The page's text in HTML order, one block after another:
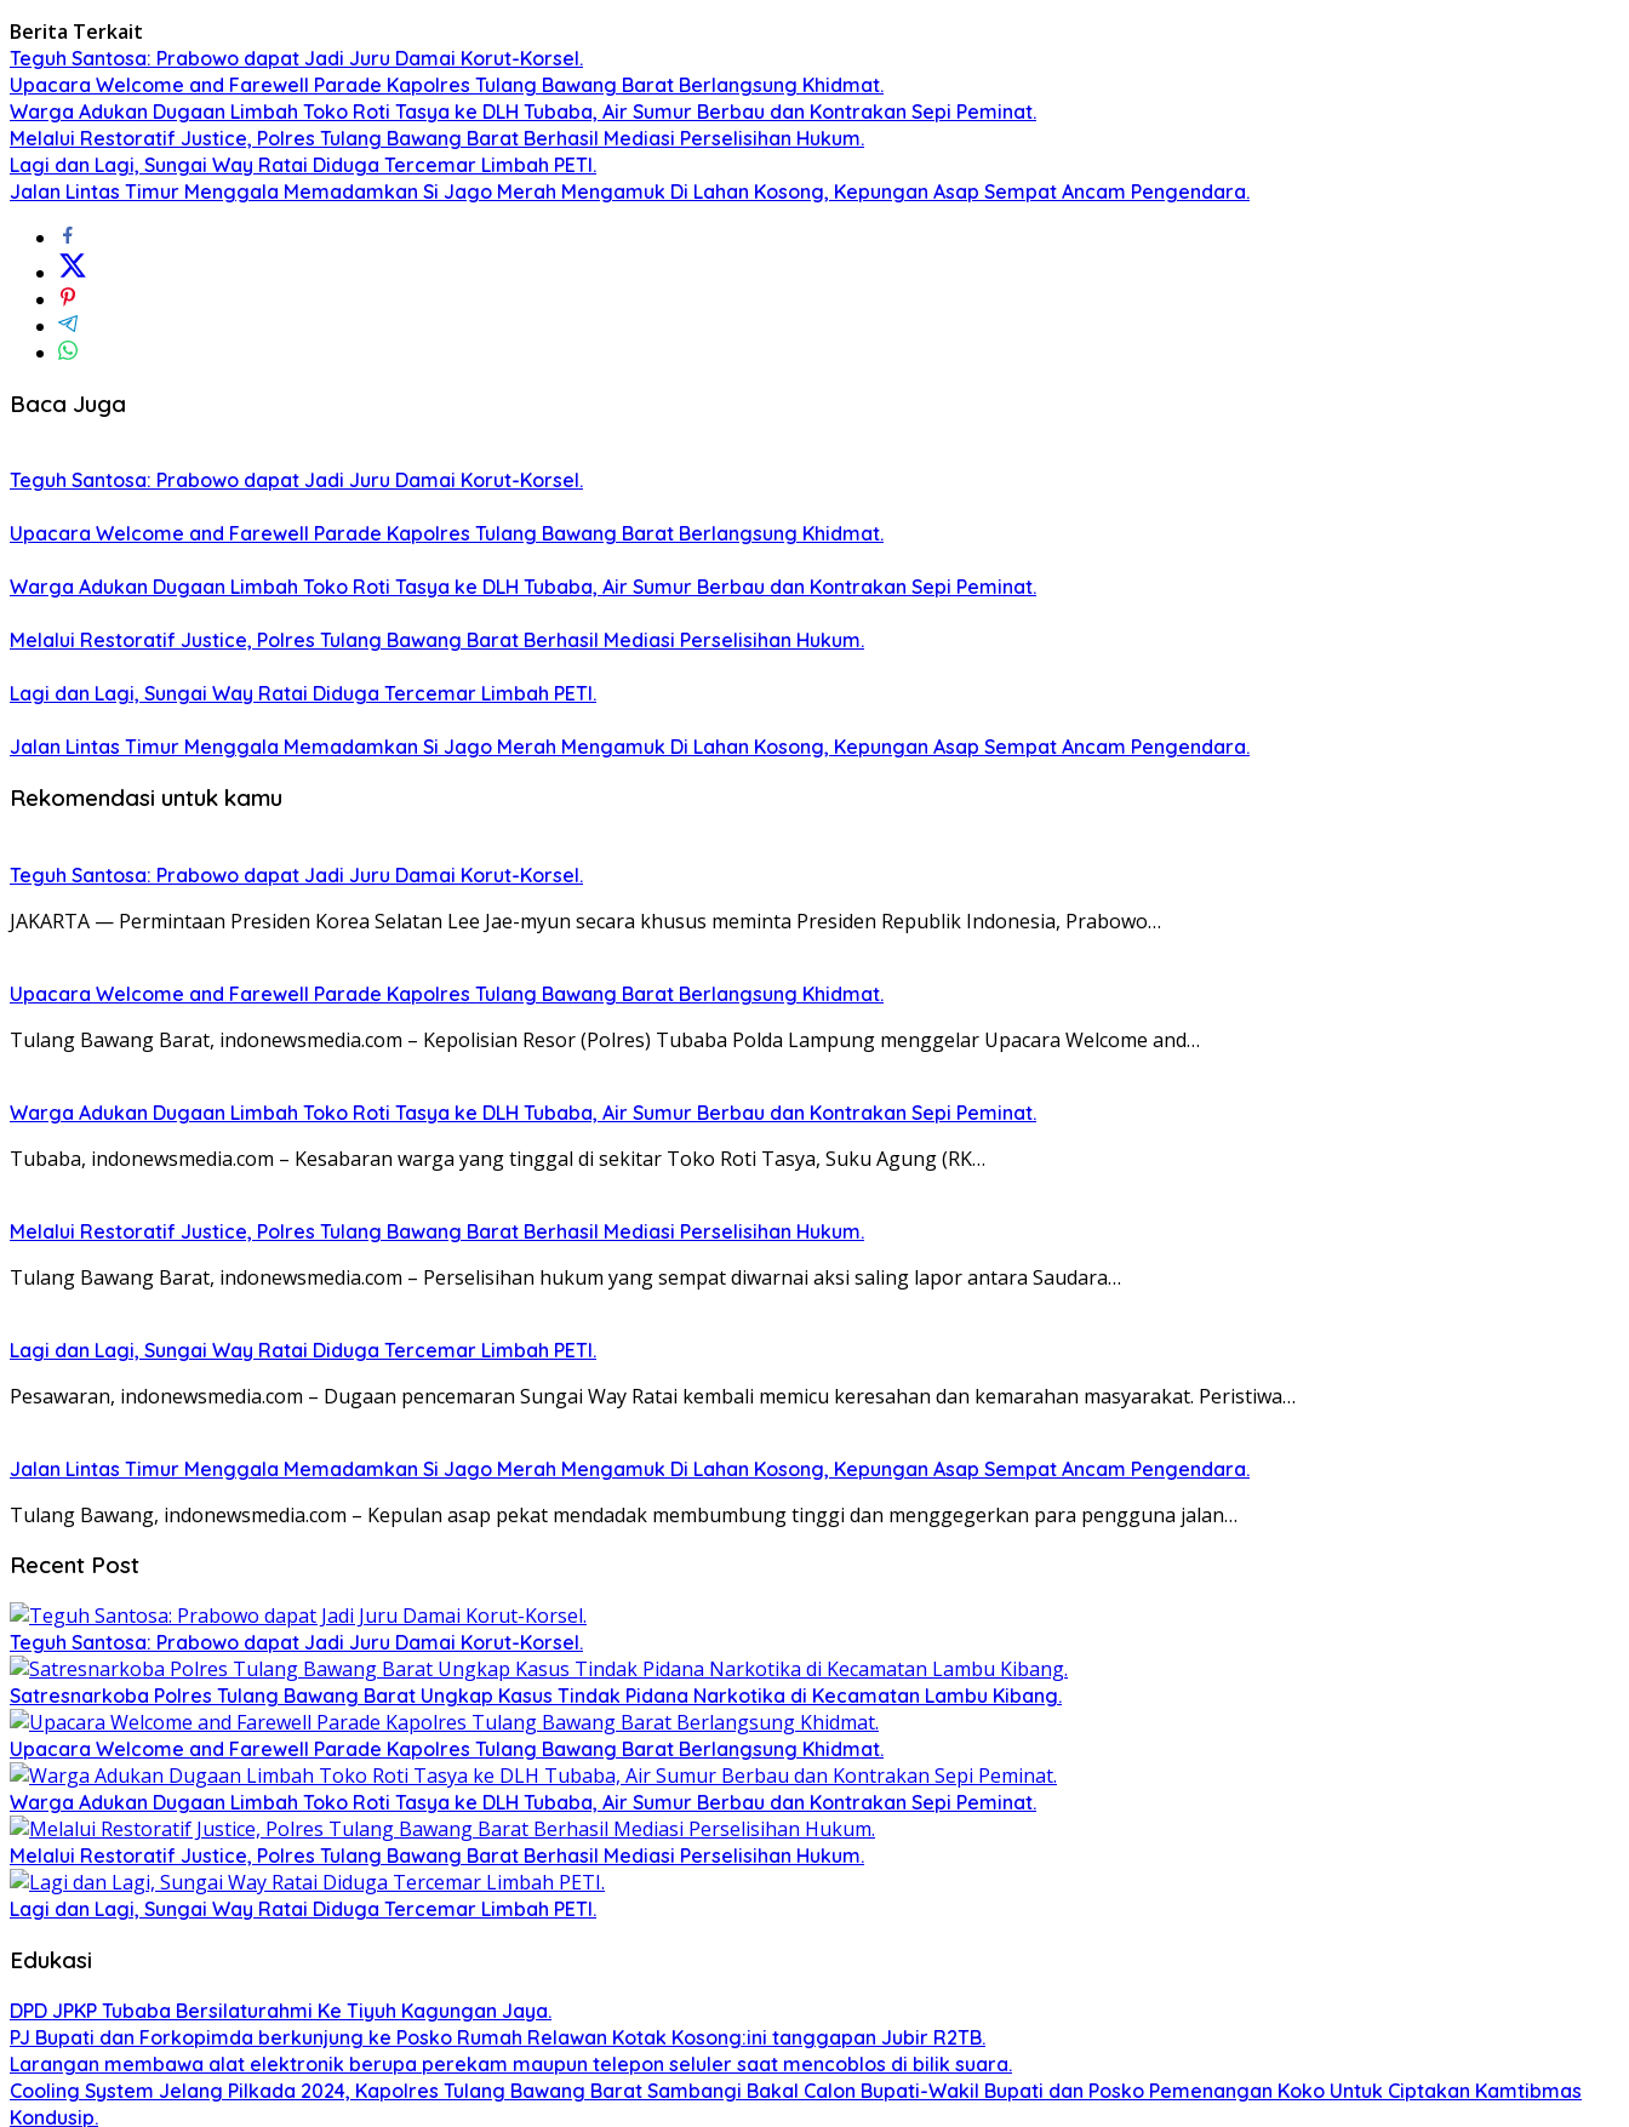
Berita Terkait
Teguh Santosa: Prabowo dapat Jadi Juru Damai Korut-Korsel.
Upacara Welcome and Farewell Parade Kapolres Tulang Bawang Barat Berlangsung Khidmat.
Warga Adukan Dugaan Limbah Toko Roti Tasya ke DLH Tubaba, Air Sumur Berbau dan Kontrakan Sepi Peminat.
Melalui Restoratif Justice, Polres Tulang Bawang Barat Berhasil Mediasi Perselisihan Hukum.
Lagi dan Lagi, Sungai Way Ratai Diduga Tercemar Limbah PETI.
Jalan Lintas Timur Menggala Memadamkan Si Jago Merah Mengamuk Di Lahan Kosong, Kepungan Asap Sempat Ancam Pengendara.
Baca Juga
Teguh Santosa: Prabowo dapat Jadi Juru Damai Korut-Korsel.
Upacara Welcome and Farewell Parade Kapolres Tulang Bawang Barat Berlangsung Khidmat.
Warga Adukan Dugaan Limbah Toko Roti Tasya ke DLH Tubaba, Air Sumur Berbau dan Kontrakan Sepi Peminat.
Melalui Restoratif Justice, Polres Tulang Bawang Barat Berhasil Mediasi Perselisihan Hukum.
Lagi dan Lagi, Sungai Way Ratai Diduga Tercemar Limbah PETI.
Jalan Lintas Timur Menggala Memadamkan Si Jago Merah Mengamuk Di Lahan Kosong, Kepungan Asap Sempat Ancam Pengendara.
Rekomendasi untuk kamu
Teguh Santosa: Prabowo dapat Jadi Juru Damai Korut-Korsel.
JAKARTA — Permintaan Presiden Korea Selatan Lee Jae-myun secara khusus meminta Presiden Republik Indonesia, Prabowo…
Upacara Welcome and Farewell Parade Kapolres Tulang Bawang Barat Berlangsung Khidmat.
Tulang Bawang Barat, indonewsmedia.com – Kepolisian Resor (Polres) Tubaba Polda Lampung menggelar Upacara Welcome and…
Warga Adukan Dugaan Limbah Toko Roti Tasya ke DLH Tubaba, Air Sumur Berbau dan Kontrakan Sepi Peminat.
Tubaba, indonewsmedia.com – Kesabaran warga yang tinggal di sekitar Toko Roti Tasya, Suku Agung (RK…
Melalui Restoratif Justice, Polres Tulang Bawang Barat Berhasil Mediasi Perselisihan Hukum.
Tulang Bawang Barat, indonewsmedia.com – Perselisihan hukum yang sempat diwarnai aksi saling lapor antara Saudara…
Lagi dan Lagi, Sungai Way Ratai Diduga Tercemar Limbah PETI.
Pesawaran, indonewsmedia.com – Dugaan pencemaran Sungai Way Ratai kembali memicu keresahan dan kemarahan masyarakat. Peristiwa…
Jalan Lintas Timur Menggala Memadamkan Si Jago Merah Mengamuk Di Lahan Kosong, Kepungan Asap Sempat Ancam Pengendara.
Tulang Bawang, indonewsmedia.com – Kepulan asap pekat mendadak membumbung tinggi dan menggegerkan para pengguna jalan…
Recent Post
Teguh Santosa: Prabowo dapat Jadi Juru Damai Korut-Korsel.
Satresnarkoba Polres Tulang Bawang Barat Ungkap Kasus Tindak Pidana Narkotika di Kecamatan Lambu Kibang.
Upacara Welcome and Farewell Parade Kapolres Tulang Bawang Barat Berlangsung Khidmat.
Warga Adukan Dugaan Limbah Toko Roti Tasya ke DLH Tubaba, Air Sumur Berbau dan Kontrakan Sepi Peminat.
Melalui Restoratif Justice, Polres Tulang Bawang Barat Berhasil Mediasi Perselisihan Hukum.
Lagi dan Lagi, Sungai Way Ratai Diduga Tercemar Limbah PETI.
Edukasi
DPD JPKP Tubaba Bersilaturahmi Ke Tiyuh Kagungan Jaya.
PJ Bupati dan Forkopimda berkunjung ke Posko Rumah Relawan Kotak Kosong:ini tanggapan Jubir R2TB.
Larangan membawa alat elektronik berupa perekam maupun telepon seluler saat mencoblos di bilik suara.
Cooling System Jelang Pilkada 2024, Kapolres Tulang Bawang Barat Sambangi Bakal Calon Bupati-Wakil Bupati dan Posko Pemenangan Koko Untuk Ciptakan Kamtibmas
Kondusip.